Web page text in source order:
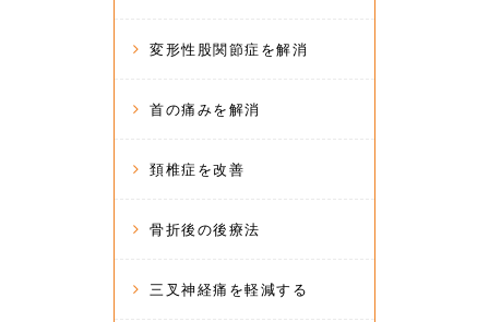
変形性股関節症を解消
首の痛みを解消
頚椎症を改善
骨折後の後療法
三叉神経痛を軽減する